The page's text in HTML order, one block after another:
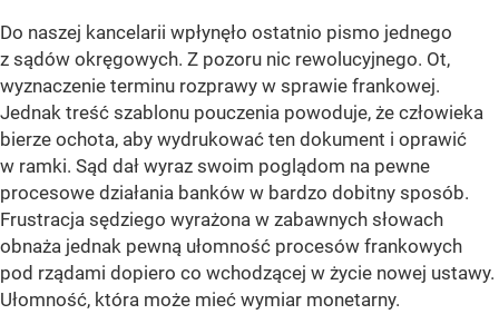
Do naszej kancelarii wpłynęło ostatnio pismo jednego
z sądów okręgowych. Z pozoru nic rewolucyjnego. Ot,
wyznaczenie terminu rozprawy w sprawie frankowej.
Jednak treść szablonu pouczenia powoduje, że człowieka
bierze ochota, aby wydrukować ten dokument i oprawić
w ramki. Sąd dał wyraz swoim poglądom na pewne
procesowe działania banków w bardzo dobitny sposób.
Frustracja sędziego wyrażona w zabawnych słowach
obnaża jednak pewną ułomność procesów frankowych
pod rządami dopiero co wchodzącej w życie nowej ustawy.
Ułomność, która może mieć wymiar monetarny.